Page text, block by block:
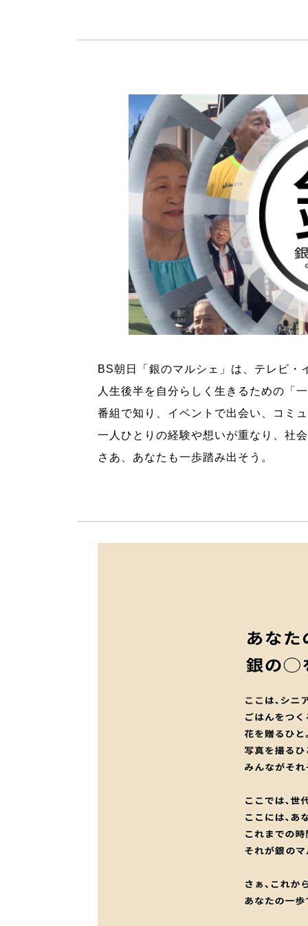
BS朝日「銀のマルシェ」は、テレビ・
人生後半を自分らしく生きるための「
番組で知り、イベントで出会い、コミ
一人ひとりの経験や想いが重なり、社
さあ、あなたも一歩踏み出そう。